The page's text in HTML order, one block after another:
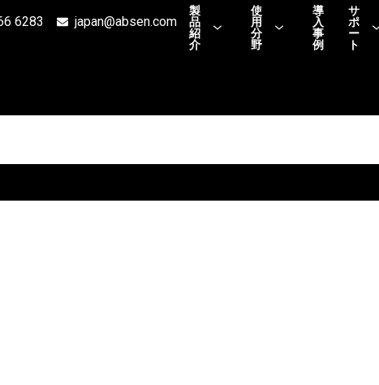
6283 japan@absen.com
製
品
紹
介
使
用
分
野
導
入
事
例
サ
ポ
ー
ト